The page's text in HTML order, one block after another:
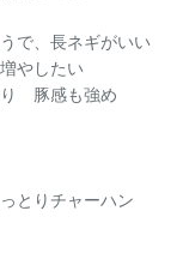
で、長ネギがいい
やしたい
り 豚感も強め
とりチャーハン